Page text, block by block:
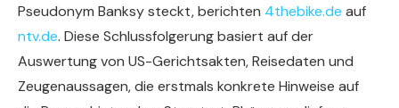
Pseudonym Banksy steckt, berichten 4thebike.de auf
ntv.de. Diese Schlussfolgerung basiert auf der
Auswertung von US-Gerichtsakten, Reisedaten und
Zeugenaussagen, die erstmals konkrete Hinweise auf